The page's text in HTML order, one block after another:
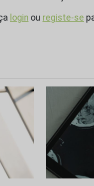
login ou registe-se